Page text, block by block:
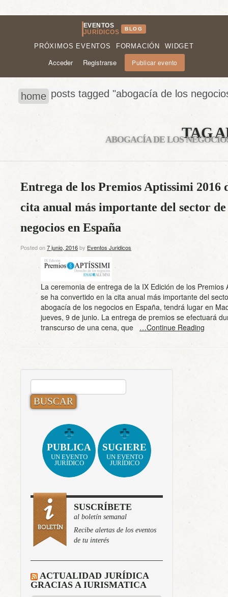
EVENTOS
JURÍDICOS
BLOG
PRÓXIMOS EVENTOS FORMACIÓN WIDGET
Acceder Registrarse Publicar evento
home posts tagged "abogacía de los
TAG
ABOGACÍA DE LOS
Entrega de los Premios Aptissimi 2016
cita anual más importante del sector
negocios en España
Posted on7 junio, 2016by Eventos Juridicos
La ceremonia de entrega de la IX Edición de los Premios
se ha convertido en la cita anual más importante del
abogacía de los negocios en España, tendrá lugar en
jueves, 9 de junio. La entrega de premios se efectuará
transcurso de una cena, que …Continue Reading
BUSCAR:
PUBLICA
UN EVENTO
JURÍDICO
SUGIERE
UN EVENTO
JURÍDICO
SUSCRÍBETE
al boletín semanal
Recibe alertas de los eventos
de tu interés
ACTUALIDAD JURÍDICA
GRACIAS A IURISMATICA